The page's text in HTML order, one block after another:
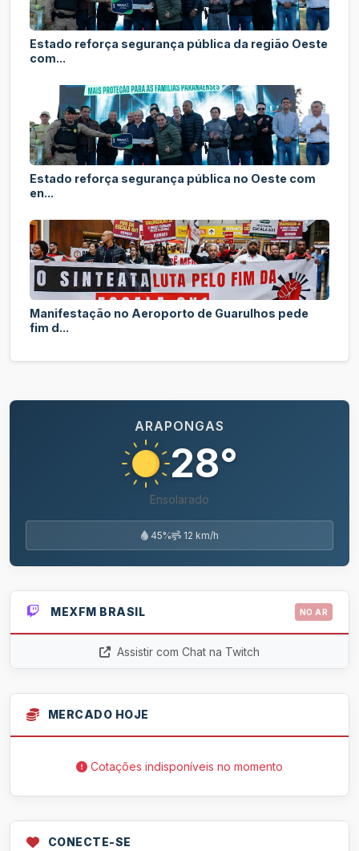
Estado reforça segurança pública da região Oeste
com...
Estado reforça segurança pública no Oeste com
en...
Manifestação no Aeroporto de Guarulhos pede
fim d...
ARAPONGAS
28°
Ensolarado
45% 12 km/h
MEXFM BRASIL NO AR
Assistir com Chat na Twitch
MERCADO HOJE
Cotações indisponíveis no momento
CONECTE-SE